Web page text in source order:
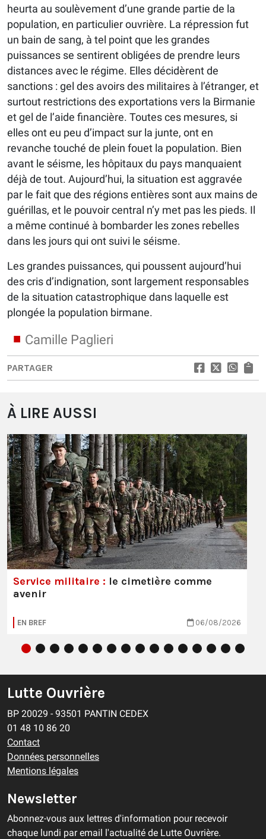
heurta au soulèvement d’une grande partie de la
population, en particulier ouvrière. La répression fut
un bain de sang, à tel point que les grandes
puissances se sentirent obligées de prendre leurs
distances avec le régime. Elles décidèrent de
sanctions : gel des avoirs des militaires à l’étranger, et
surtout restrictions des exportations vers la Birmanie
et gel de l’aide financière. Toutes ces mesures, si
elles ont eu peu d’impact sur la junte, ont en
revanche touché de plein fouet la population. Bien
avant le séisme, les hôpitaux du pays manquaient
déjà de tout. Aujourd’hui, la situation est aggravée
par le fait que des régions entières sont aux mains de
guérillas, et le pouvoir central n’y met pas les pieds. Il
a même continué à bombarder les zones rebelles
dans les jours qui ont suivi le séisme.
Les grandes puissances, qui poussent aujourd’hui
des cris d’indignation, sont largement responsables
de la situation catastrophique dans laquelle est
plongée la population birmane.
Camille Paglieri
PARTAGER
À LIRE AUSSI
Service militaire : le cimetière comme
avenir
EN BREF 06/08/2026
Lutte Ouvrière
BP 20029 - 93501 PANTIN CEDEX
01 48 10 86 20
Contact
Données personnelles
Mentions légales
Newsletter
Abonnez-vous aux lettres d'information pour recevoir
chaque lundi par email l'actualité de Lutte Ouvrière.